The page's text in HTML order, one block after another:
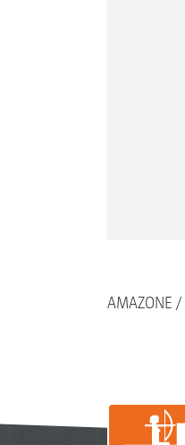
AMAZONE